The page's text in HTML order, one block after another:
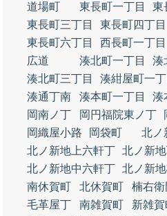
道場町
東長町一丁目
東
東長町三丁目
東長町四丁目
東長町六丁目
西長町一丁目
広道
湊北町一丁目
湊
湊北町三丁目
湊紺屋町一丁
湊通丁南
湊本町一丁目 湊
岡南ノ丁
岡円福院東ノ丁
岡織屋小路
岡袋町 北ノ
北ノ新地上六軒丁 北ノ新
北ノ新地中六軒丁 北ノ新
南休賀町
北休賀町 楠右
毛革屋丁
南雑賀町 新雑